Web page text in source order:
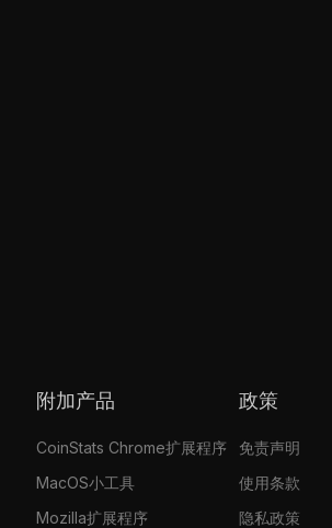
附加产品
CoinStats Chrome扩展程序
MacOS小工具
Mozilla扩展程序
政策
免责声明
使用条款
隐私政策